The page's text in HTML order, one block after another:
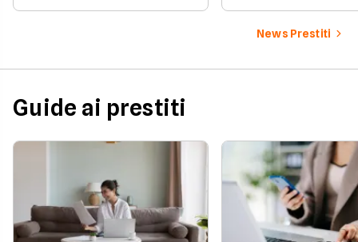
soluzioni disponibili.
News Prestiti
Guide ai prestiti